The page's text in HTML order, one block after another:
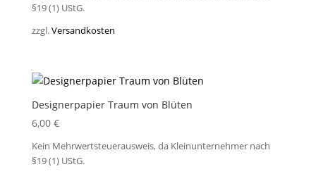
§19 (1) UStG.
zzgl.Versandkosten
Designerpapier Traum von Blüten
6,00 €
Kein Mehrwertsteuerausweis, da Kleinunternehmer nach
§19 (1) UStG.